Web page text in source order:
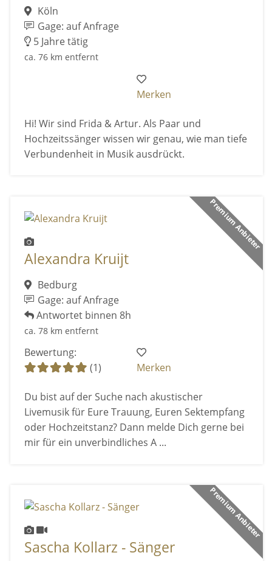
Köln
Gage: auf Anfrage
5 Jahre tätig
ca. 76 km entfernt
Merken
Hi! Wir sind Frida & Artur. Als Paar und
Hochzeitssänger wissen wir genau, wie man tiefe
Verbundenheit in Musik ausdrückt.
Premium Anbieter
Alexandra Kruijt
Bedburg
Gage: auf Anfrage
Antwortet binnen 8h
ca. 78 km entfernt
Bewertung:
(1)
Merken
Du bist auf der Suche nach akustischer
Livemusik für Eure Trauung, Euren Sektempfang
oder Hochzeitstanz? Dann melde Dich gerne bei
mir für ein unverbindliches A ...
Premium Anbieter
Sascha Kollarz - Sänger